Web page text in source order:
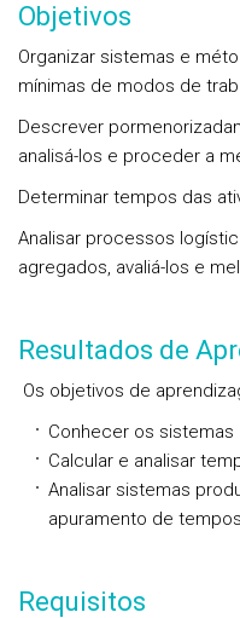
Objetivos
Organizar sistemas e
mínimas de modos de
Descrever
analisá-los e proceder a
Determinar tempos das
Analisar processos
agregados, avaliá-los e
Resultados de
Os objetivos de
Conhecer os
Calcular e analisar
Analisar sistemas
apuramento de tempos
Requisitos